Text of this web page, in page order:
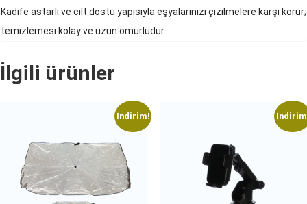
Kadife astarlı ve cilt dostu yapısıyla eşyalarınızı çizilmelere karşı korur;
temizlemesi kolay ve uzun ömürlüdür.
İlgili ürünler
İndirim!